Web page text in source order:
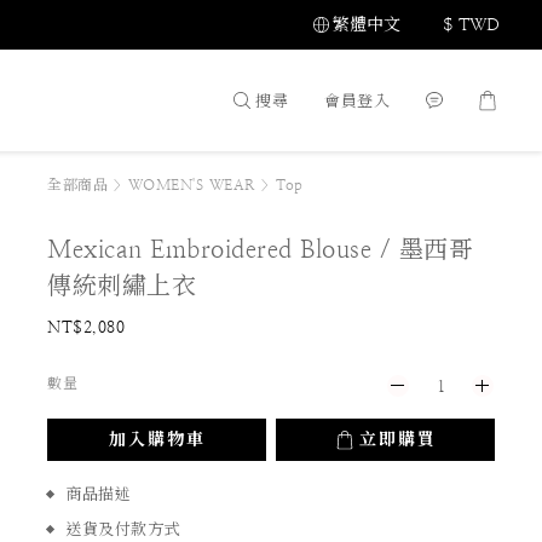
繁體中文 $ TWD
搜尋 會員登入
全部商品 > WOMEN'S WEAR > Top
Mexican Embroidered Blouse / 墨西哥
傳統刺繡上衣
NT$2,080
數量
加入購物車 立即購買
商品描述
送貨及付款方式